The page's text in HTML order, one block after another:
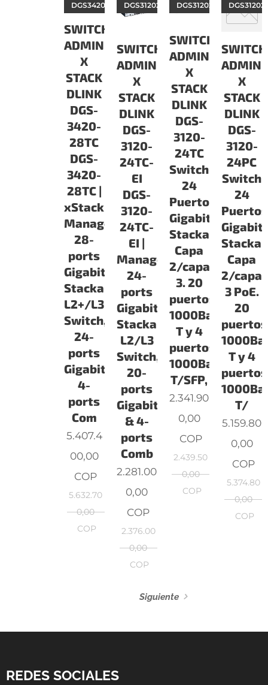
SWITCH
ADMINISTRABLES
X
STACK
DLINK
DGS-
3420-
28TC
DGS-
3420-
28TC |
xStack
Managed
28-
ports
Gigabit
Stackable
L2+/L3
Switch,
24-
ports
Gigabit,
4-
ports
Com
DGS342028TC
5.407.4
00,00
COP
5.632.70
0,00
COP
SWITCH
ADMINISTRABLES
X
STACK
DLINK
DGS-
3120-
24TC-
EI
DGS-
3120-
24TC-
EI |
Managed
24-
ports
Gigabit
Stackable
L2/L3
Switch,
20-
ports
Gigabit
& 4-
ports
Comb
DGS312024TCEI
2.281.00
0,00
COP
2.376.00
0,00
COP
SWITCH
X
STACK
DLINK
DGS-
3120-
24TC
Switch
24
Puertos
Gigabit
Stackable
Capa
2/capa
3. 20
puertos
1000Base-
T y 4
puertos
1000Base-
T/SFP,
DGS312024TC
2.341.90
0,00
COP
2.439.50
0,00
COP
SWITCH
X
STACK
DLINK
DGS-
3120-
24PC
Switch
24
Puertos
Gigabit
Capa
2/capa
3 PoE.
20
puertos
T y 4
puertos
T/
5.159.80
0,00
COP
5.374.80
0,00
COP
Siguiente
REDES SOCIALES